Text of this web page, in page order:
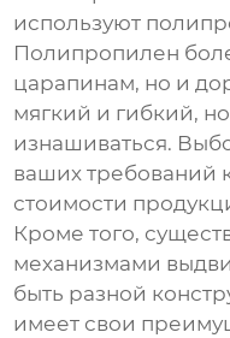
используют
Полипропилен
царапинам, но и
мягкий и гибкий,
изнашиваться.
ваших требований
стоимости
Кроме того,
механизмами
быть разной
имеет свои